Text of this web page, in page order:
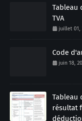
Tableau
TVA
juillet 01,
Code
juin 18,
Tableau
résultat